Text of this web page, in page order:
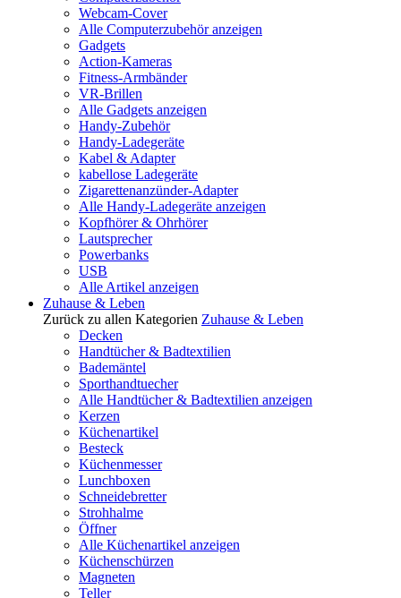
Webcam-Cover
Alle Computerzubehör anzeigen
Gadgets
Action-Kameras
Fitness-Armbänder
VR-Brillen
Alle Gadgets anzeigen
Handy-Zubehör
Handy-Ladegeräte
Kabel & Adapter
kabellose Ladegeräte
Zigarettenanzünder-Adapter
Alle Handy-Ladegeräte anzeigen
Kopfhörer & Ohrhörer
Lautsprecher
Powerbanks
USB
Alle Artikel anzeigen
Zuhause & Leben
Zurück zu allen Kategorien Zuhause & Leben
Decken
Handtücher & Badtextilien
Bademäntel
Sporthandtuecher
Alle Handtücher & Badtextilien anzeigen
Kerzen
Küchenartikel
Besteck
Küchenmesser
Lunchboxen
Schneidebretter
Strohhalme
Öffner
Alle Küchenartikel anzeigen
Küchenschürzen
Magneten
Teller